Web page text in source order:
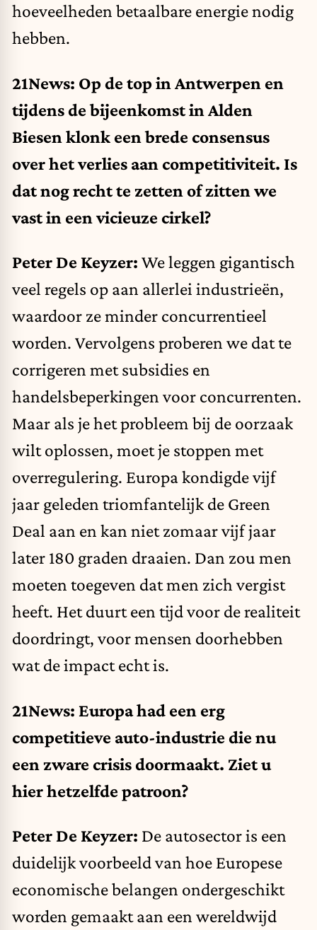
hoeveelheden betaalbare energie nodig
hebben.
21News: Op de top in Antwerpen en
tijdens de bijeenkomst in Alden
Biesen klonk een brede consensus
over het verlies aan competitiviteit. Is
dat nog recht te zetten of zitten we
vast in een vicieuze cirkel?
Peter De Keyzer: We leggen gigantisch
veel regels op aan allerlei industrieën,
waardoor ze minder concurrentieel
worden. Vervolgens proberen we dat te
corrigeren met subsidies en
handelsbeperkingen voor concurrenten.
Maar als je het probleem bij de oorzaak
wilt oplossen, moet je stoppen met
overregulering. Europa kondigde vijf
jaar geleden triomfantelijk de Green
Deal aan en kan niet zomaar vijf jaar
later 180 graden draaien. Dan zou men
moeten toegeven dat men zich vergist
heeft. Het duurt een tijd voor de realiteit
doordringt, voor mensen doorhebben
wat de impact echt is.
21News: Europa had een erg
competitieve auto-industrie die nu
een zware crisis doormaakt. Ziet u
hier hetzelfde patroon?
Peter De Keyzer: De autosector is een
duidelijk voorbeeld van hoe Europese
economische belangen ondergeschikt
worden gemaakt aan een wereldwijd